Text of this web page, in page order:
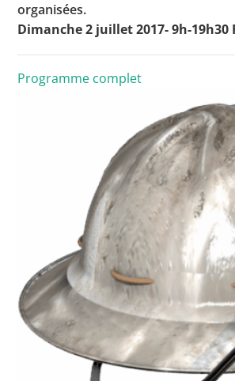
Les rendez-vous de
Concours de
Concours scolaires
Conférences, tables
Critique d’ouvrages
Culture
organisées.
Dimanche 2 juillet 2017- 9h-19h30
Programme complet